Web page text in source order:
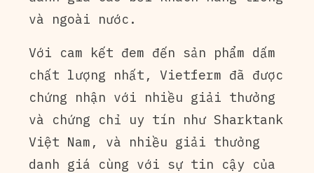
và ngoài nước.
Với cam kết đem đến sản phẩm dấm
chất lượng nhất, Vietferm đã được
chứng nhận với nhiều giải thưởng
và chứng chỉ uy tín như Sharktank
Việt Nam, và nhiều giải thưởng
danh giá cùng với sự tin cậy của